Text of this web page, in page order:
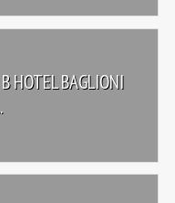
BAGLIONI